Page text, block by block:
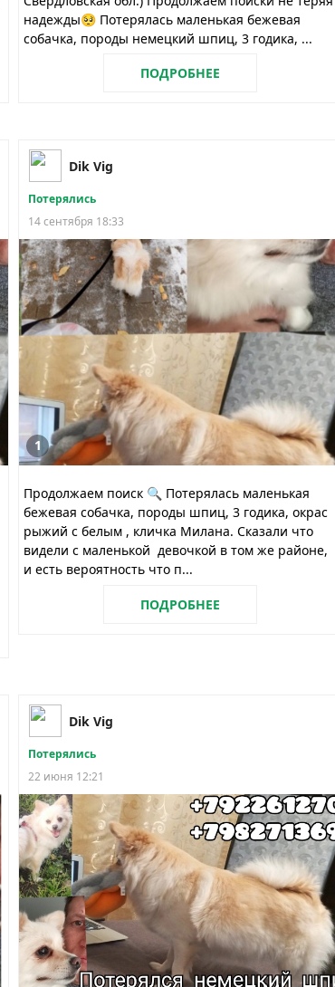
надежды🥺 Потерялась маленькая бежевая
собачка, породы немецкий шпиц, 3 годика, ...
ПОДРОБНЕЕ
Dik Vig
Потерялись
14 сентября 18:33
1
Продолжаем поиск 🔍 Потерялась маленькая
бежевая собачка, породы шпиц, 3 годика, окрас
рыжий с белым , кличка Милана. Сказали что
видели с маленькой девочкой в том же районе,
и есть вероятность что п...
ПОДРОБНЕЕ
Dik Vig
Потерялись
22 июня 12:21